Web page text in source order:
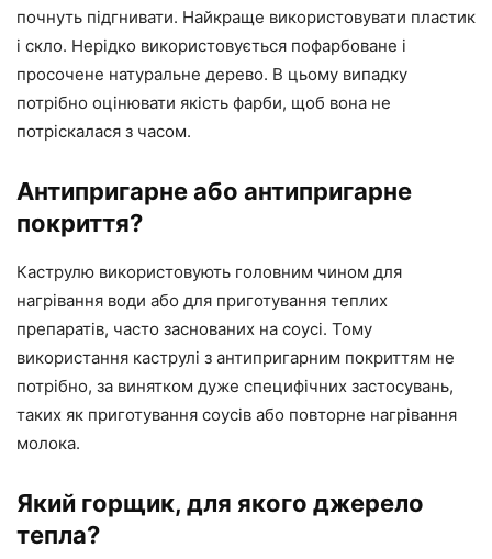
почнуть підгнивати. Найкраще використовувати пластик
і скло. Нерідко використовується пофарбоване і
просочене натуральне дерево. В цьому випадку
потрібно оцінювати якість фарби, щоб вона не
потріскалася з часом.
Антипригарне або антипригарне
покриття?
Каструлю використовують головним чином для
нагрівання води або для приготування теплих
препаратів, часто заснованих на соусі. Тому
використання каструлі з антипригарним покриттям не
потрібно, за винятком дуже специфічних застосувань,
таких як приготування соусів або повторне нагрівання
молока.
Який горщик, для якого джерело
тепла?